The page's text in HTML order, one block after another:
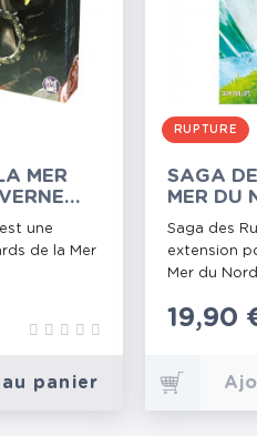
MER
une
de la Mer
panier
RUPTURE
SAGA
MER DU
Saga des
extension
Mer du Nord
Prix
19,90